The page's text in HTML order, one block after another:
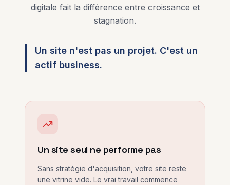
digitale fait la différence entre croissance et
stagnation.
Un site n'est pas un projet. C'est un
actif business.
Un site seul ne performe pas
Sans stratégie d'acquisition, votre site reste
une vitrine vide. Le vrai travail commence